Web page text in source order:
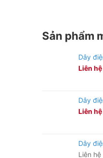
Sản phẩm
Dây
Liên hệ
Dây
Liên hệ
Dây
Liên